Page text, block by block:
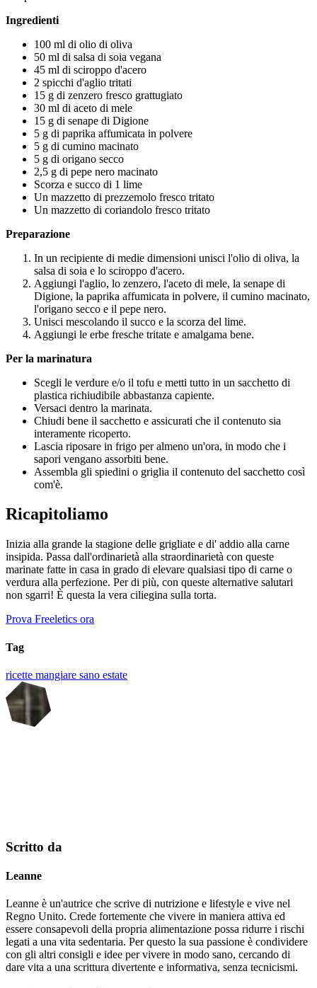
Ingredienti
100 ml di olio di oliva
50 ml di salsa di soia vegana
45 ml di sciroppo d'acero
2 spicchi d'aglio tritati
15 g di zenzero fresco grattugiato
30 ml di aceto di mele
15 g di senape di Digione
5 g di paprika affumicata in polvere
5 g di cumino macinato
5 g di origano secco
2,5 g di pepe nero macinato
Scorza e succo di 1 lime
Un mazzetto di prezzemolo fresco tritato
Un mazzetto di coriandolo fresco tritato
Preparazione
In un recipiente di medie dimensioni unisci l'olio di oliva, la
salsa di soia e lo sciroppo d'acero.
Aggiungi l'aglio, lo zenzero, l'aceto di mele, la senape di
Digione, la paprika affumicata in polvere, il cumino macinato,
l'origano secco e il pepe nero.
Unisci mescolando il succo e la scorza del lime.
Aggiungi le erbe fresche tritate e amalgama bene.
Per la marinatura
Scegli le verdure e/o il tofu e metti tutto in un sacchetto di
plastica richiudibile abbastanza capiente.
Versaci dentro la marinata.
Chiudi bene il sacchetto e assicurati che il contenuto sia
interamente ricoperto.
Lascia riposare in frigo per almeno un'ora, in modo che i
sapori vengano assorbiti bene.
Assembla gli spiedini o griglia il contenuto del sacchetto così
com'è.
Ricapitoliamo
Inizia alla grande la stagione delle grigliate e di' addio alla carne
insipida. Passa dall'ordinarietà alla straordinarietà con queste
marinate fatte in casa in grado di elevare qualsiasi tipo di carne o
verdura alla perfezione. Per di più, con queste alternative salutari
non sgarri! È questa la vera ciliegina sulla torta.
Prova Freeletics ora
Tag
ricette mangiare sano estate
Scritto da
Leanne
Leanne è un'autrice che scrive di nutrizione e lifestyle e vive nel
Regno Unito. Crede fortemente che vivere in maniera attiva ed
essere consapevoli della propria alimentazione possa ridurre i rischi
legati a una vita sedentaria. Per questo la sua passione è condividere
con gli altri consigli e idee per vivere in modo sano, cercando di
dare vita a una scrittura divertente e informativa, senza tecnicismi.